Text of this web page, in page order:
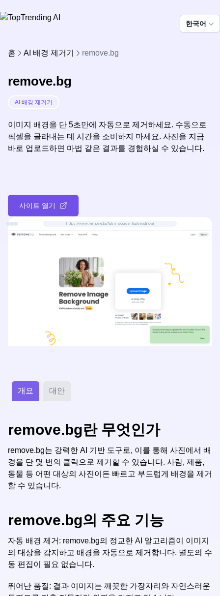
한국어
홈 AI 배경 제거기 remove.bg
remove.bg
AI 배경 제거기
이미지 배경을 단 5초만에 자동으로 제거하세요. 수동으로
픽셀을 골라내는 데 시간을 소비하지 마세요. 사진을 지금
바로 업로드하면 마법 같은 결과를 경험하실 수 있습니다.
사이트 열기
https://www.remove.bg?utm_source=toptrending-ai
개요 대안
remove.bg란 무엇인가
remove.bg는 강력한 AI 기반 도구로, 이를 통해 사진에서 배
경을 단 몇 번의 클릭으로 제거할 수 있습니다. 사람, 제품,
동물 등 어떤 대상의 사진이든 빠르고 부드럽게 배경을 제거
할 수 있습니다.
remove.bg의 주요 기능
자동 배경 제거: remove.bg의 정교한 AI 알고리즘이 이미지
의 대상을 감지하고 배경을 자동으로 제거합니다. 별도의 수
동 편집이 필요 없습니다.
뛰어난 품질: 결과 이미지는 깨끗한 가장자리와 자연스러운